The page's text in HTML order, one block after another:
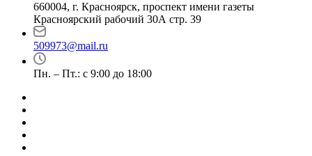
660004, г. Красноярск, проспект имени газеты
Красноярский рабочий 30А стр. 39
509973@mail.ru
Пн. – Пт.: с 9:00 до 18:00